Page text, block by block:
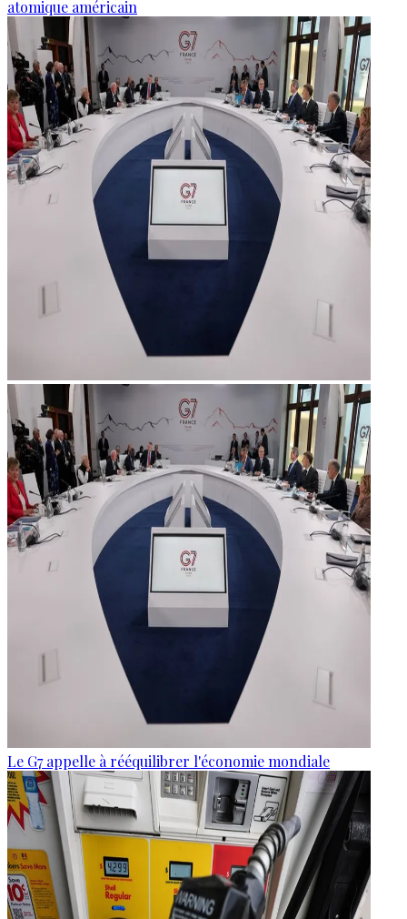
atomique américain
Le G7 appelle à rééquilibrer l'économie mondiale